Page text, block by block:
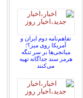
تفاهم‌نامه دوم ایران و
آمریکا روی میز؟؛
میانجی‌ها بر سر تنگه
هرمز سند جداگانه تهیه
می‌کنند